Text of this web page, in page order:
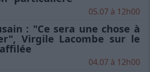
05.07 à 12h00
: "Ce sera une chose à
Virgile Lacombe sur le
04.07 à 12h00